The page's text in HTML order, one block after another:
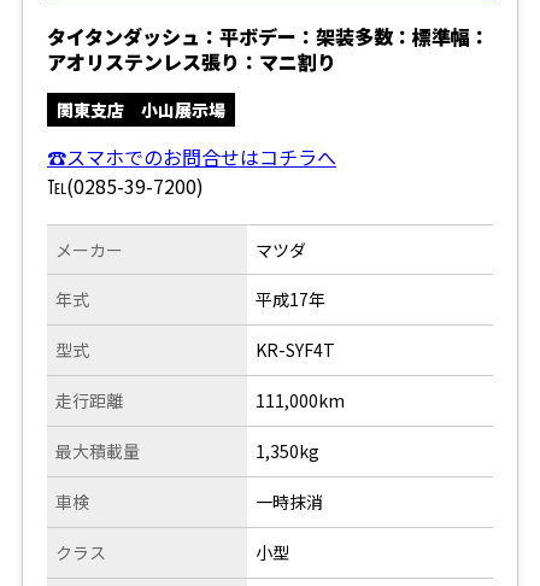
タイタンダッシュ：平ボデー：架装多数：標準幅：
アオリステンレス張り：マニ割り
関東支店 小山展示場
☎スマホでのお問合せはコチラへ
℡(0285-39-7200)
メーカー
年式
型式
走行距離
マツダ
平成17年
KR-SYF4T
111,000km
最大積載量
車検
クラス
1,350kg
一時抹消
小型